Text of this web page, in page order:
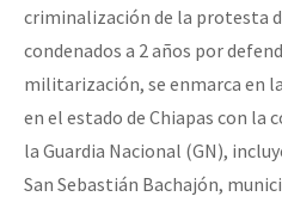
criminalización de la protesta
condenados a 2 años por
militarización, se enmarca en
en el estado de Chiapas con la
la Guardia Nacional (GN),
San Sebastián Bachajón,